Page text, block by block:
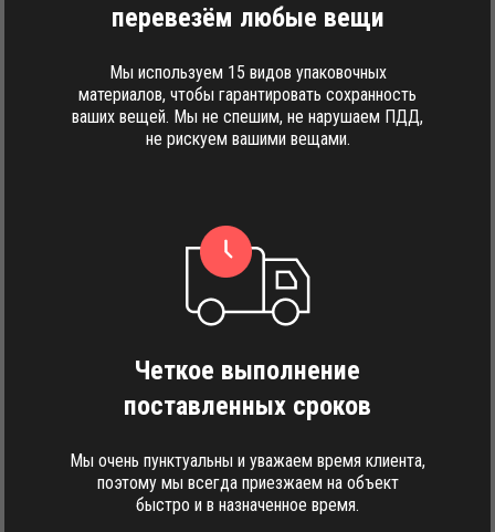
перевезём любые вещи
Мы используем 15 видов упаковочных
материалов, чтобы гарантировать сохранность
ваших вещей. Мы не спешим, не нарушаем ПДД,
не рискуем вашими вещами.
Четкое выполнение
поставленных сроков
Мы очень пунктуальны и уважаем время клиента,
поэтому мы всегда приезжаем на объект
быстро и в назначенное время.